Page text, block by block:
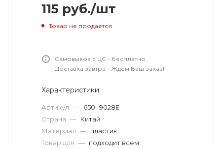
115 руб./шт
Товар не продается
Самовывоз с ЦС - бесплатно
Доставка завтра - Ждем Ваш заказ!
Характеристики
Артикул — 650- 9028E
Страна — Китай
Материал — пластик
Товар для — подходит всем